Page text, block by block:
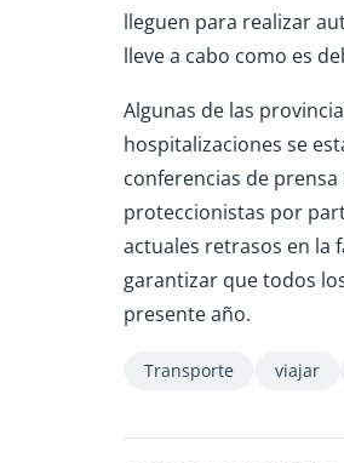
lleguen para realizar
lleve a cabo como es
Algunas de las
hospitalizaciones se
conferencias de
proteccionistas por
actuales retrasos en la
garantizar que todos
presente año.
Transporte viajar